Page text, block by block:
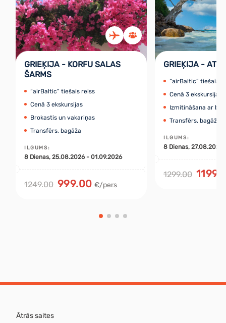
GRIEĶIJA - KORFU SALAS
ŠARMS
“airBaltic” tiešais reiss
Cenā 3 ekskursijas
Brokastis un vakariņas
Transfērs, bagāža
ILGUMS:
8 Dienas, 25.08.2026 - 01.09.2026
1249.00 999.00 €/pers
GRIEĶIJA -
“airBaltic” tiešais
Cenā 3 ekskursijas
Izmitināšana ar
Transfērs, bagāža
ILGUMS:
8 Dienas, 27.08.2026
1299.00
Ātrās saites